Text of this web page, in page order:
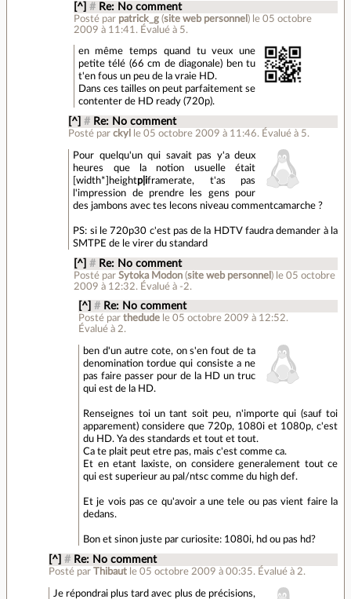
[^] # Re: No comment
Posté par patrick_g(site web personnel ) le 05 octobre
2009 à 11:41 . Évalué à 5.
en même temps quand tu veux une
petite télé (66 cm de diagonale) ben tu
t'en fous un peu de la vraie HD.
Dans ces tailles on peut parfaitement se
contenter de HD ready (720p).
[^] # Re: No comment
Posté parckyl le 05 octobre 2009 à 11:46. Évalué à 5.
Pour quelqu'un qui savait pas y'a deux
heures que la notion usuelle était
[width*]heightp|iframerate, t'as pas
l'impression de prendre les gens pour
des jambons avec tes lecons niveau commentcamarche ?
PS: si le 720p30 c'est pas de la HDTV faudra demander à la
SMTPE de le virer du standard
[^] # Re: No comment
Posté par Sytoka Modon(site web personnel ) le 05 octobre
2009 à 12:32. Évalué à -2.
[^] # Re: No comment
Posté parthedude le 05 octobre 2009 à 12:52.
Évalué à 2.
ben d'un autre cote, on s'en fout de ta
denomination tordue qui consiste a ne
pas faire passer pour de la HD un truc
qui est de la HD.
Renseignes toi un tant soit peu, n'importe qui (sauf toi
apparement) considere que 720p, 1080i et 1080p, c'est
du HD. Ya des standards et tout et tout.
Ca te plait peut etre pas, mais c'est comme ca.
Et en etant laxiste, on considere generalement tout ce
qui est superieur au pal/ntsc comme du high def.
Et je vois pas ce qu'avoir a une tele ou pas vient faire la
dedans.
Bon et sinon juste par curiosite: 1080i, hd ou pas hd?
[^] # Re: No comment
Posté par Thibaut le 05 octobre 2009 à 00:35. Évalué à 2.
Je répondrai plus tard avec plus de précisions,